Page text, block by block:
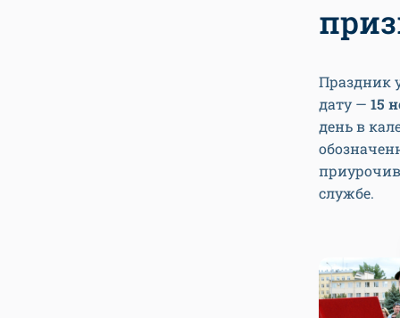
Праздник
дату — 15
день в
службе.